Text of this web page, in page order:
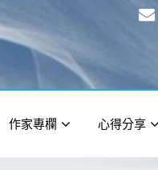
作家專欄 心得分享